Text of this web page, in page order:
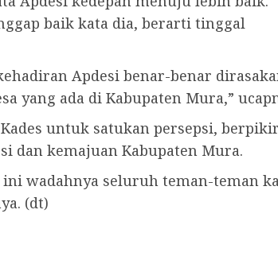
baik kata dia, berarti tinggal
Apdesi benar-benar
yang ada di Kabupaten Mura,”
untuk satukan persepsi, berpikir
dan kemajuan Kabupaten Mura.
wadahnya seluruh teman-teman
(dt)